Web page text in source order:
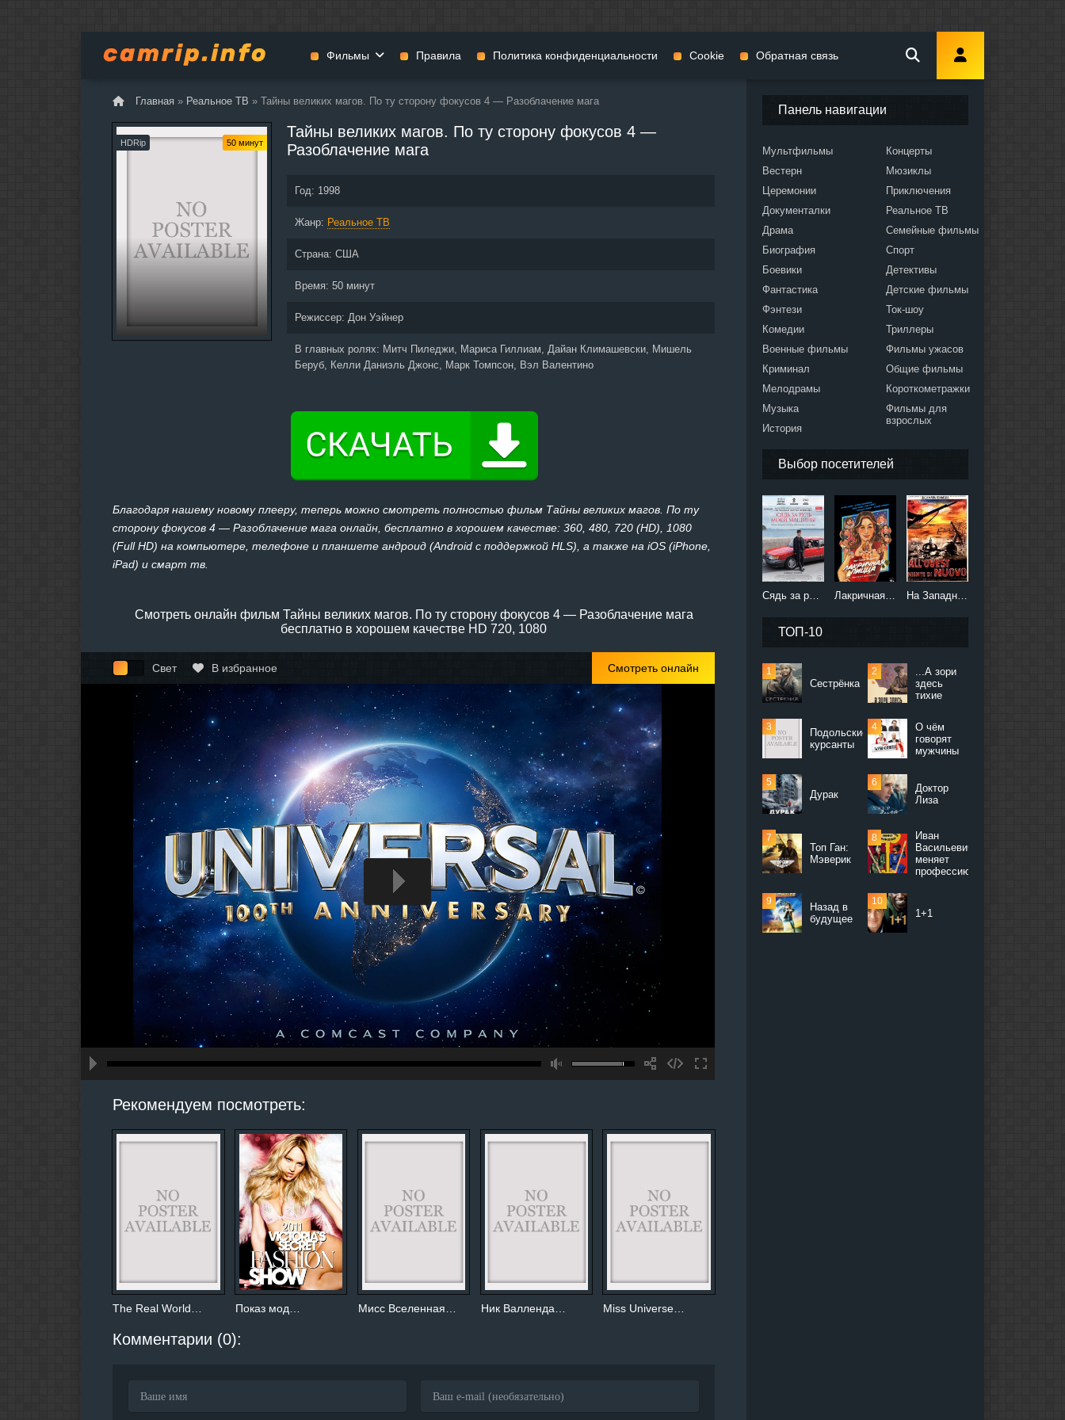
Главная » Реальное ТВ » Тайны великих магов. По ту сторону фокусов 4 — Разоблачение мага
HDRip 50 минут
Тайны великих магов. По ту сторону фокусов 4 —
Разоблачение мага
Год: 1998
Жанр: Реальное ТВ
Страна: США
Время: 50 минут
Режиссер: Дон Уэйнер
В главных ролях: Митч Пиледжи, Мариса Гиллиам, Дайан Климашевски, Мишель
Беруб, Келли Даниэль Джонс, Марк Томпсон, Вэл Валентино
Благодаря нашему новому плееру, теперь можно смотреть полностью фильм Тайны великих магов. По ту
сторону фокусов 4 — Разоблачение мага онлайн, бесплатно в хорошем качестве: 360, 480, 720 (HD), 1080
(Full HD) на компьютере, телефоне и планшете андроид (Android с поддержкой HLS), а также на iOS (iPhone,
iPad) и смарт тв.
Смотреть онлайн фильм Тайны великих магов. По ту сторону фокусов 4 — Разоблачение мага
бесплатно в хорошем качестве HD 720, 1080
Свет В избранное Смотреть онлайн
Рекомендуем посмотреть:
The Real World… Показ мод… Мисс Вселенная… Ник Валленда… Miss Universe…
Комментарии (0):
Панель навигации
Мультфильмы
Вестерн
Церемонии
Документалки
Драма
Биография
Боевики
Фантастика
Фэнтези
Комедии
Военные фильмы
Криминал
Мелодрамы
Музыка
История
Концерты
Мюзиклы
Приключения
Реальное ТВ
Семейные фильмы
Спорт
Детективы
Детские фильмы
Ток-шоу
Триллеры
Фильмы ужасов
Общие фильмы
Короткометражки
Фильмы для
взрослых
Выбор посетителей
Сядь за руль моей машины (2021) Лакричная пицца (2021) На Западном фронте без перемен (2022)
ТОП-10
Сестрёнка
...А зори
здесь
тихие
Подольские
курсанты
О чём
говорят
мужчины
Дурак
Доктор
Лиза
Топ Ган:
Мэверик
Иван
Васильевич
меняет
профессию
Назад в
будущее
1+1
Фильмы
Вестерн
Документалки
Биография
Фильмы ужасов
Комедии
Правила Политика конфиденциальности Cookie Обратная связь